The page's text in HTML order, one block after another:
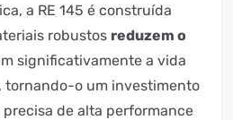
a RE 145 é construída
robustos reduzem o
significativamente a vida
tornando-o um investimento
de alta performance